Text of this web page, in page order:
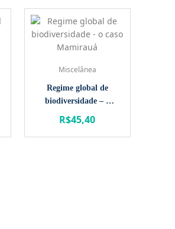
Miscelânea
Regime global de
biodiversidade – o
caso Mamirauá
R$45,40